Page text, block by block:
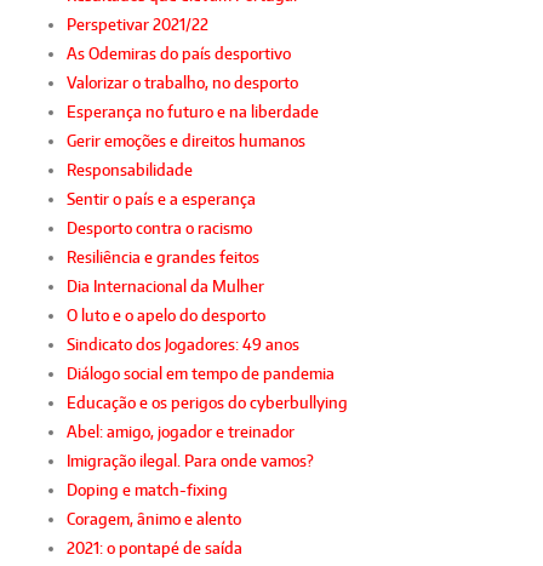
Perspetivar 2021/22
As Odemiras do país desportivo
Valorizar o trabalho, no desporto
Esperança no futuro e na liberdade
Gerir emoções e direitos humanos
Responsabilidade
Sentir o país e a esperança
Desporto contra o racismo
Resiliência e grandes feitos
Dia Internacional da Mulher
O luto e o apelo do desporto
Sindicato dos Jogadores: 49 anos
Diálogo social em tempo de pandemia
Educação e os perigos do cyberbullying
Abel: amigo, jogador e treinador
Imigração ilegal. Para onde vamos?
Doping e match-fixing
Coragem, ânimo e alento
2021: o pontapé de saída